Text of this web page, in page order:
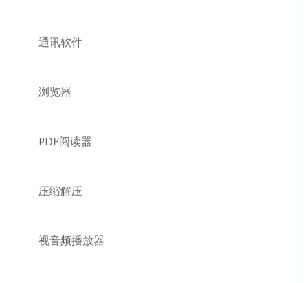
通讯软件
浏览器
PDF阅读器
压缩解压
视音频播放器